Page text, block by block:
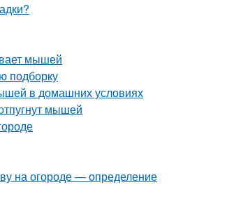
мышей
подборку
в домашних условиях
мышей
на огороде — определение